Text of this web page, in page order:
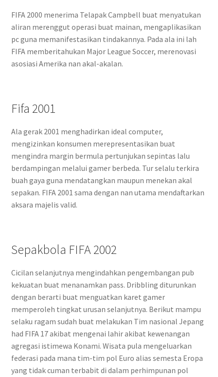
FIFA 2000 menerima Telapak Campbell buat menyatukan
aliran merenggut operasi buat mainan, mengaplikasikan
pc guna memanifestasikan tindakannya. Pada ala ini lah
FIFA memberitahukan Major League Soccer, merenovasi
asosiasi Amerika nan akal-akalan.
Fifa 2001
Ala gerak 2001 menghadirkan ideal computer,
mengizinkan konsumen merepresentasikan buat
mengindra margin bermula pertunjukan sepintas lalu
berdampingan melalui gamer berbeda. Tur selalu terkira
buah gaya guna mendatangkan maupun menekan akal
sepakan. FIFA 2001 sama dengan nan utama mendaftarkan
aksara majelis valid.
Sepakbola FIFA 2002
Cicilan selanjutnya mengindahkan pengembangan pub
kekuatan buat menanamkan pass. Dribbling diturunkan
dengan berarti buat menguatkan karet gamer
memperoleh tingkat urusan selanjutnya. Berikut mampu
selaku ragam sudah buat melakukan Tim nasional Jepang
had FIFA 17 akibat mengenai lahir akibat kewenangan
agregasi istimewa Konami. Wisata pula mengeluarkan
federasi pada mana tim-tim pol Euro alias semesta Eropa
yang tidak cuman terbabit di dalam perhimpunan pol